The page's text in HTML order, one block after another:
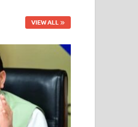
VIEW ALL